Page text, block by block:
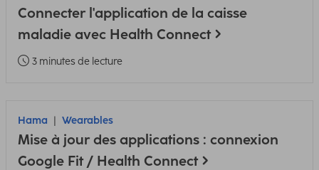
Connecter l'application de la caisse
maladie avec Health Connect
3 minutes de lecture
Hama Wearables
Mise à jour des applications : connexion
Google Fit / Health Connect